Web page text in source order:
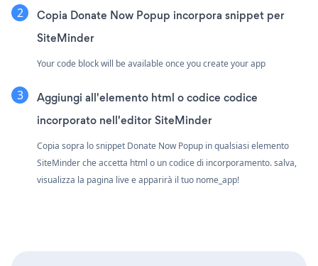
Copia Donate Now Popup incorpora snippet per
SiteMinder
Your code block will be available once you create your app
Aggiungi all'elemento html o codice codice
incorporato nell'editor SiteMinder
Copia sopra lo snippet Donate Now Popup in qualsiasi elemento
SiteMinder che accetta html o un codice di incorporamento. salva,
visualizza la pagina live e apparirà il tuo nome_app!